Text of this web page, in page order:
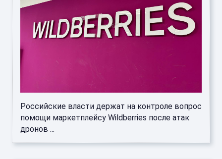
Российские власти держат на контроле вопрос
помощи маркетплейсу Wildberries после атак
дронов ...